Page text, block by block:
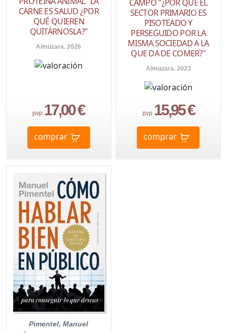
CARNE ES SALUD ¿POR
QUÉ QUIEREN
QUITÁRNOSLA?"
Almuzara. 2026
pvp. 17,00 €
comprar
CAMPO "¿POR QUÉ EL
SECTOR PRIMARIO ES
PISOTEADO Y
PERSEGUIDO POR LA
MISMA SOCIEDAD A LA
QUE DA DE COMER?"
Almuzara. 2023
pvp. 15,95 €
comprar
Pimentel, Manuel